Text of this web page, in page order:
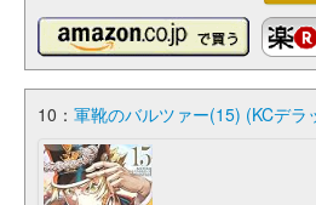
10： 軍靴のバルツァー(15) (KCデラ